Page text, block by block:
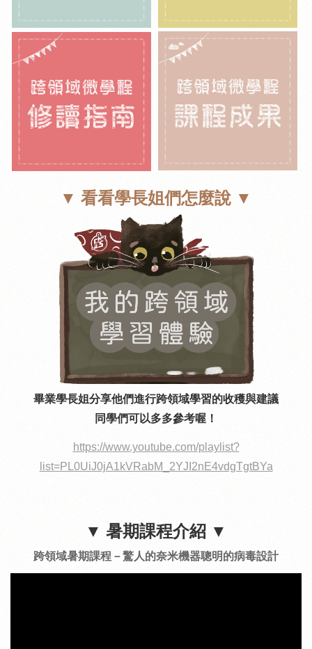
▼ 看看學長姐們怎麼說 ▼
畢業學長姐分享他們進行跨領域學習的收穫與建議
同學們可以多多參考喔！
https://www.youtube.com/playlist?
list=PL0UiJ0jA1kVRabM_2YJI2nE4vdgTgtBYa
▼ 暑期課程介紹 ▼
跨領域暑期課程－驚人的奈米機器聰明的病毒設計